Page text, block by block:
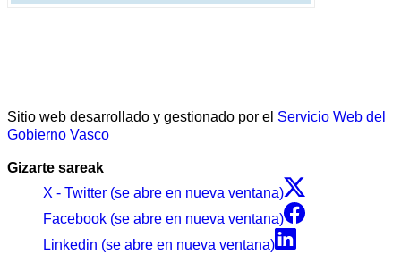
Sitio web desarrollado y gestionado por el Servicio Web del
Gobierno Vasco
Gizarte sareak
X - Twitter (se abre en nueva ventana)
Facebook (se abre en nueva ventana)
Linkedin (se abre en nueva ventana)